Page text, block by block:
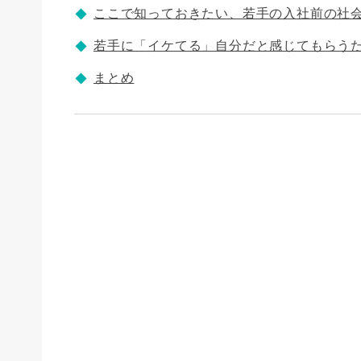
ここで知っておきたい、若手の入社前の社
若手に「イケてる」自分だと感じてもらう
まとめ